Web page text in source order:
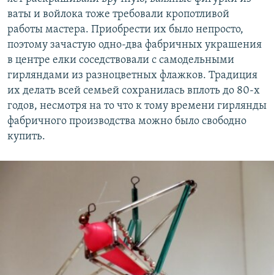
ваты и войлока тоже требовали кропотливой
работы мастера. Приобрести их было непросто,
поэтому зачастую одно-два фабричных украшения
в центре елки соседствовали с самодельными
гирляндами из разноцветных флажков. Традиция
их делать всей семьей сохранилась вплоть до 80-х
годов, несмотря на то что к тому времени гирлянды
фабричного производства можно было свободно
купить.